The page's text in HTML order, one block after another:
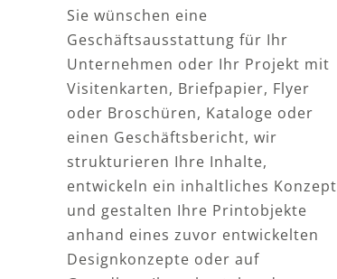
Sie wünschen eine
Geschäftsausstattung für Ihr
Unternehmen oder Ihr Projekt mit
Visitenkarten, Briefpapier, Flyer
oder Broschüren, Kataloge oder
einen Geschäftsbericht, wir
strukturieren Ihre Inhalte,
entwickeln ein inhaltliches Konzept
und gestalten Ihre Printobjekte
anhand eines zuvor entwickelten
Designkonzepte oder auf